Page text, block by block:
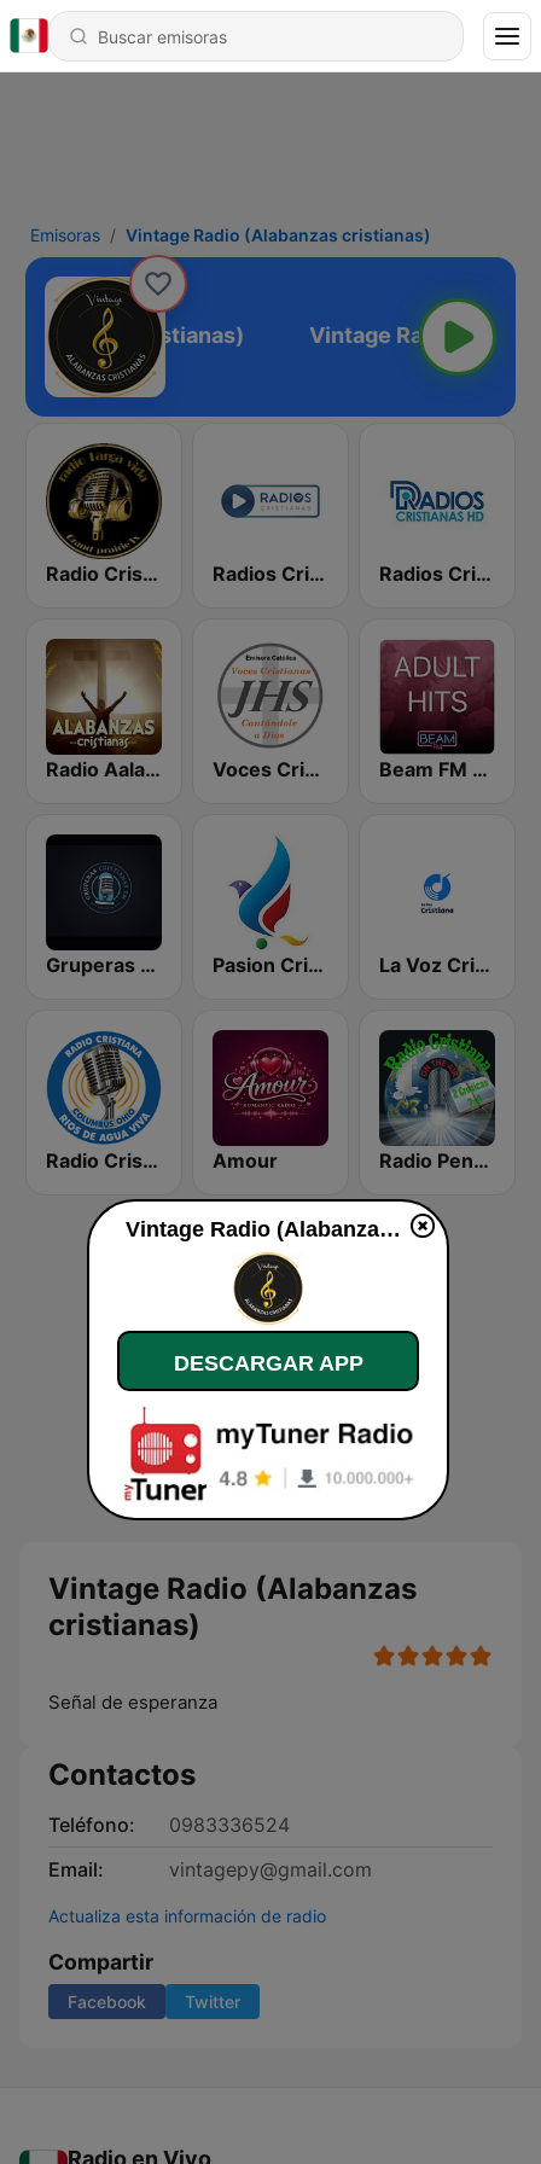
Emisoras Vintage Radio (Alabanzas cristianas)
cristianas)
Radio Cristiana Larga Vida Texas Radios Cristianas Radios Cristianas HD
Radio Aalabanzas Cristianas Voces Cristianas Beam FM - Adult Hits
Gruperas Cristianas Pasion Cristiana La Voz Cristiana
Radio Cristiana Rios de Agua Viva Amour Radio Pentecostes Cristiana
Vintage Radio (Alabanzas
cristianas)
Señal de esperanza
Contactos
Teléfono:
0983336524
Email:
vintagepy@gmail.com
Actualiza esta información de radio
Compartir
Facebook Twitter
Radio en Vivo
Vintage Radio (Alabanzas cristianas) en vivo
DESCARGAR APP